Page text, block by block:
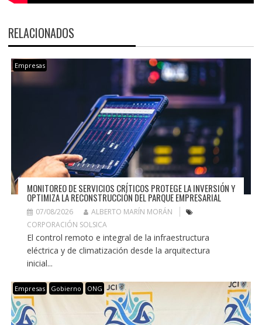
RELACIONADOS
Empresas
MONITOREO DE SERVICIOS CRÍTICOS PROTEGE LA INVERSIÓN Y
OPTIMIZA LA RECONSTRUCCIÓN DEL PARQUE EMPRESARIAL
07/08/2026
ALBERTO MARÍN MORÁN
CORPORACIÓN SOLSICA
El control remoto e integral de la infraestructura
eléctrica y de climatización desde la arquitectura
inicial...
Empresas Gobierno ONG